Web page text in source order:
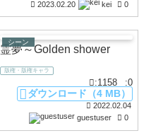
2023.02.20 kei 0
シーン
霊夢～Golden shower
版権・版権キャラ
:1158 :0
2022.02.04
guestuser
0
ダウンロード（4 MB）